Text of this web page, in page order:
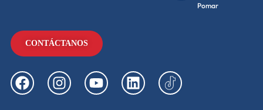
Pomar
CONTÁCTANOS